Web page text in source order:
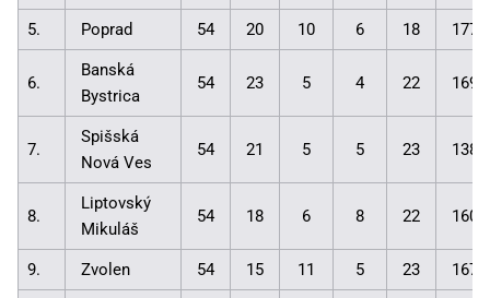
5. Poprad 54 20 10 6 18
6.
Banská
Bystrica
54 23 5 4 22
7.
Spišská
Nová Ves
54 21 5 5 23
8.
Liptovský
Mikuláš
54 18 6 8 22
9. Zvolen 54 15 11 5 23